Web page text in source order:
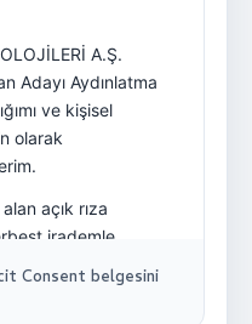
Consent belgesini